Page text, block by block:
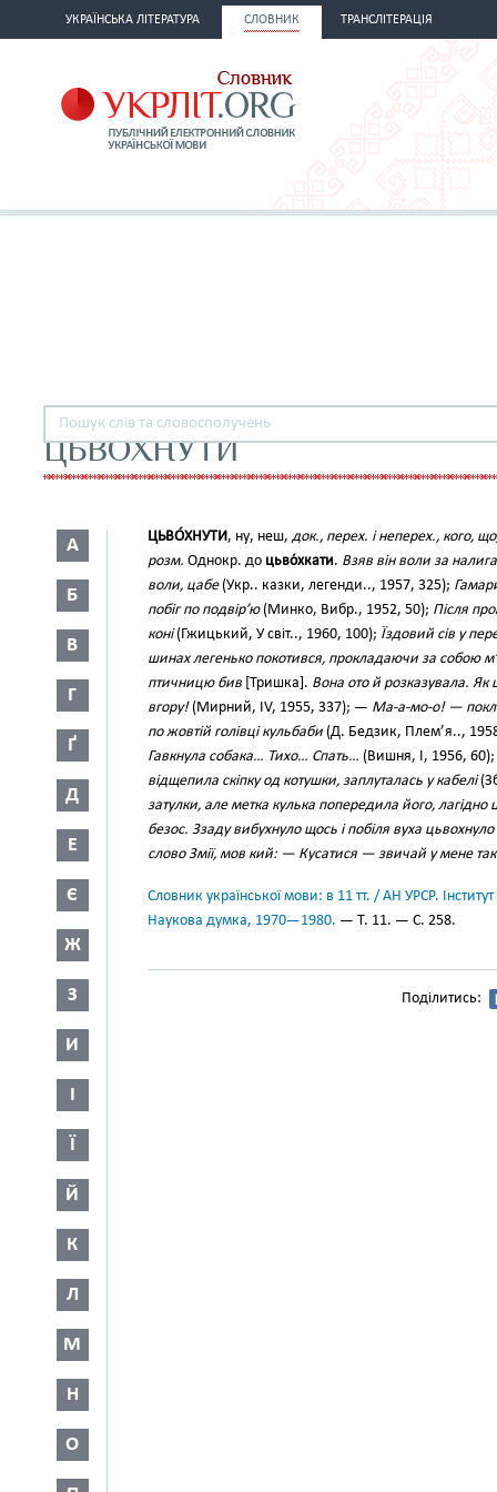
УКРАЇНСЬКА ЛІТЕРАТУРА СЛОВНИК ТРАНСЛІТЕРАЦІЯ
ЦЬВОХНУТИ
А
Б
В
Г
Ґ
Д
Е
Є
Ж
З
И
І
Ї
Й
К
Л
М
Н
О
ЦЬВО́ХНУТИ, ну, неш, док., перех. і неперех., кого,
розм. Однокр. до цьво́хкати. Взяв він воли за
воли, цабе(Укр.. казки, легенди.., 1957, 325);
побіг по подвір’ю(Минко, Вибр., 1952, 50); Після
коні(Гжицький, У світ.., 1960, 100); Їздовий сів у
шинах легенько покотився, прокладаючи за собою
птичницю бив [Тришка]. Вона ото й розказувала.
вгору!(Мирний, IV, 1955, 337); — Ма-а-мо-о! —
по жовтій голівці кульбаби (Д. Бедзик, Плем’я..,
Гавкнула собака… Тихо… Спать… (Вишня, І, 1956, 60);
відщепила скіпку од котушки, заплуталась у кабелі
затулки, але метка кулька попередила його,
безос. Ззаду вибухнуло щось і побіля вуха цьвохнуло
слово Змії, мов кий: — Кусатися — звичай у мене
Словник української мови: в 11 тт. / АН УРСР.
Наукова думка, 1970—1980. — Т. 11. — С. 258.
Поділитись: